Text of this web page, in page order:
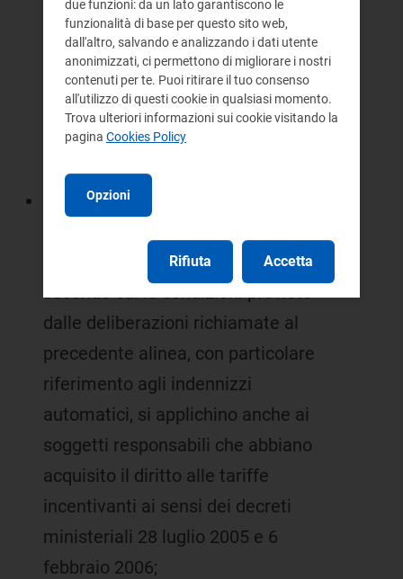
2007, relativamente alle condizioni
per la connessione alla rete di
impianti fotovoltaici, facendo
riferimento alle disposizioni di cui
alla deliberazione n. 281/05 e di cui
alla deliberazione n. 89/07;
definire, ai sensi dell'articolo 5,
19 febbraio 2007 le modalità
secondo cui le condizioni previste
dalle deliberazioni richiamate al
precedente alinea, con particolare
riferimento agli indennizzi
automatici, si applichino anche ai
soggetti responsabili che abbiano
acquisito il diritto alle tariffe
incentivanti ai sensi dei decreti
ministeriali 28 luglio 2005 e 6
febbraio 2006;
due funzioni: da un lato garantiscono le
funzionalità di base per questo sito web,
dall'altro, salvando e analizzando i dati utente
anonimizzati, ci permettono di migliorare i nostri
contenuti per te. Puoi ritirare il tuo consenso
all'utilizzo di questi cookie in qualsiasi momento.
Trova ulteriori informazioni sui cookie visitando la
pagina Cookies Policy
Opzioni
Rifiuta Accetta